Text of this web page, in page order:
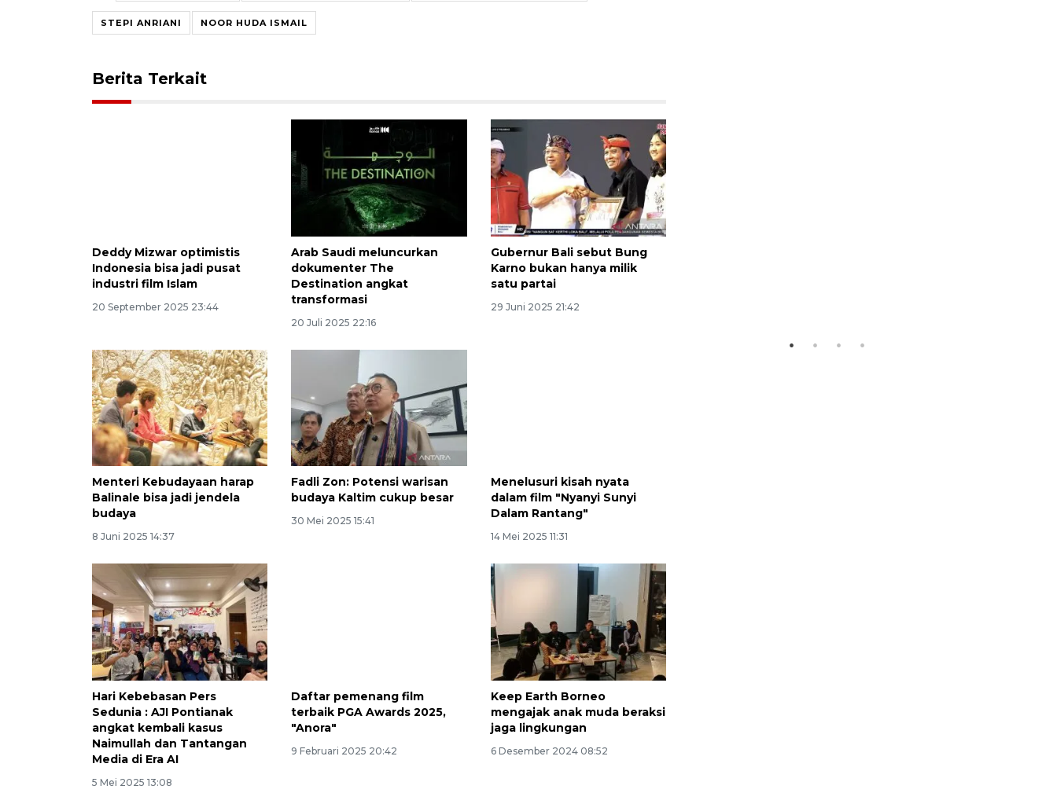
STEPI ANRIANI NOOR HUDA ISMAIL
Berita Terkait
Deddy Mizwar optimistis
Indonesia bisa jadi pusat
industri film Islam
20 September 2025 23:44
Arab Saudi meluncurkan
dokumenter The
Destination angkat
transformasi
20 Juli 2025 22:16
Gubernur Bali sebut Bung
Karno bukan hanya milik
satu partai
29 Juni 2025 21:42
Menteri Kebudayaan harap
Balinale bisa jadi jendela
budaya
8 Juni 2025 14:37
Fadli Zon: Potensi warisan
budaya Kaltim cukup besar
30 Mei 2025 15:41
Menelusuri kisah nyata
dalam film "Nyanyi Sunyi
Dalam Rantang"
14 Mei 2025 11:31
Hari Kebebasan Pers
Sedunia : AJI Pontianak
angkat kembali kasus
Naimullah dan Tantangan
Media di Era AI
5 Mei 2025 13:08
Daftar pemenang film
terbaik PGA Awards 2025,
"Anora"
9 Februari 2025 20:42
Keep Earth Borneo
mengajak anak muda beraksi
jaga lingkungan
6 Desember 2024 08:52
Memberantas kejahatan
jalanan Jakarta
2026-08-05 18:00:00